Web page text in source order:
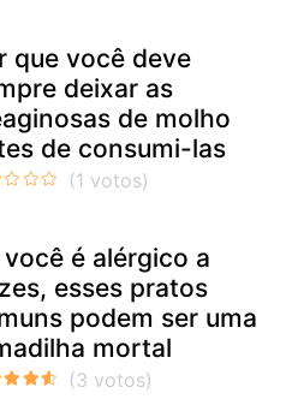
que você deve
deixar as
de molho
de consumi-las
você é alérgico a
esses pratos
podem ser uma
mortal